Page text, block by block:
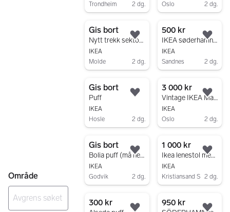
Område
Trondheim
2 dg.
Oslo
2 dg.
Gis bort
Nytt trekk sektorplaner
IKEA
Molde
2 dg.
Legg til som favoritt.
500 kr
IKEA søderhamn fotskammel virap beige
IKEA
Sandnes
2 dg.
Gis bort
Puff
IKEA
Hosle
2 dg.
Legg til som favoritt.
3 000 kr
Vintage IKEA Malung lenestol i ekte skinn
IKEA
Oslo
2 dg.
Gis bort
Bolia puff (må hentes)
IKEA
Godvik
2 dg.
Legg til som favoritt.
1 000 kr
Ikea lenestol med puff
IKEA
Kristiansand S 2 dg.
300 kr
950 kr